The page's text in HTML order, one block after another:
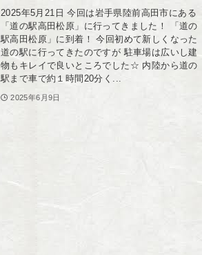
2025年5月21日 今回は岩手県陸前高田市にある
「道の駅高田松原」に行ってきました！ 「道の
駅高田松原」に到着！ 今回初めて新しくなった
道の駅に行ってきたのですが 駐車場は広いし建
物もキレイで良いところでした☆ 内陸から道の
駅まで車で約１時間20分く...
2025年6月9日